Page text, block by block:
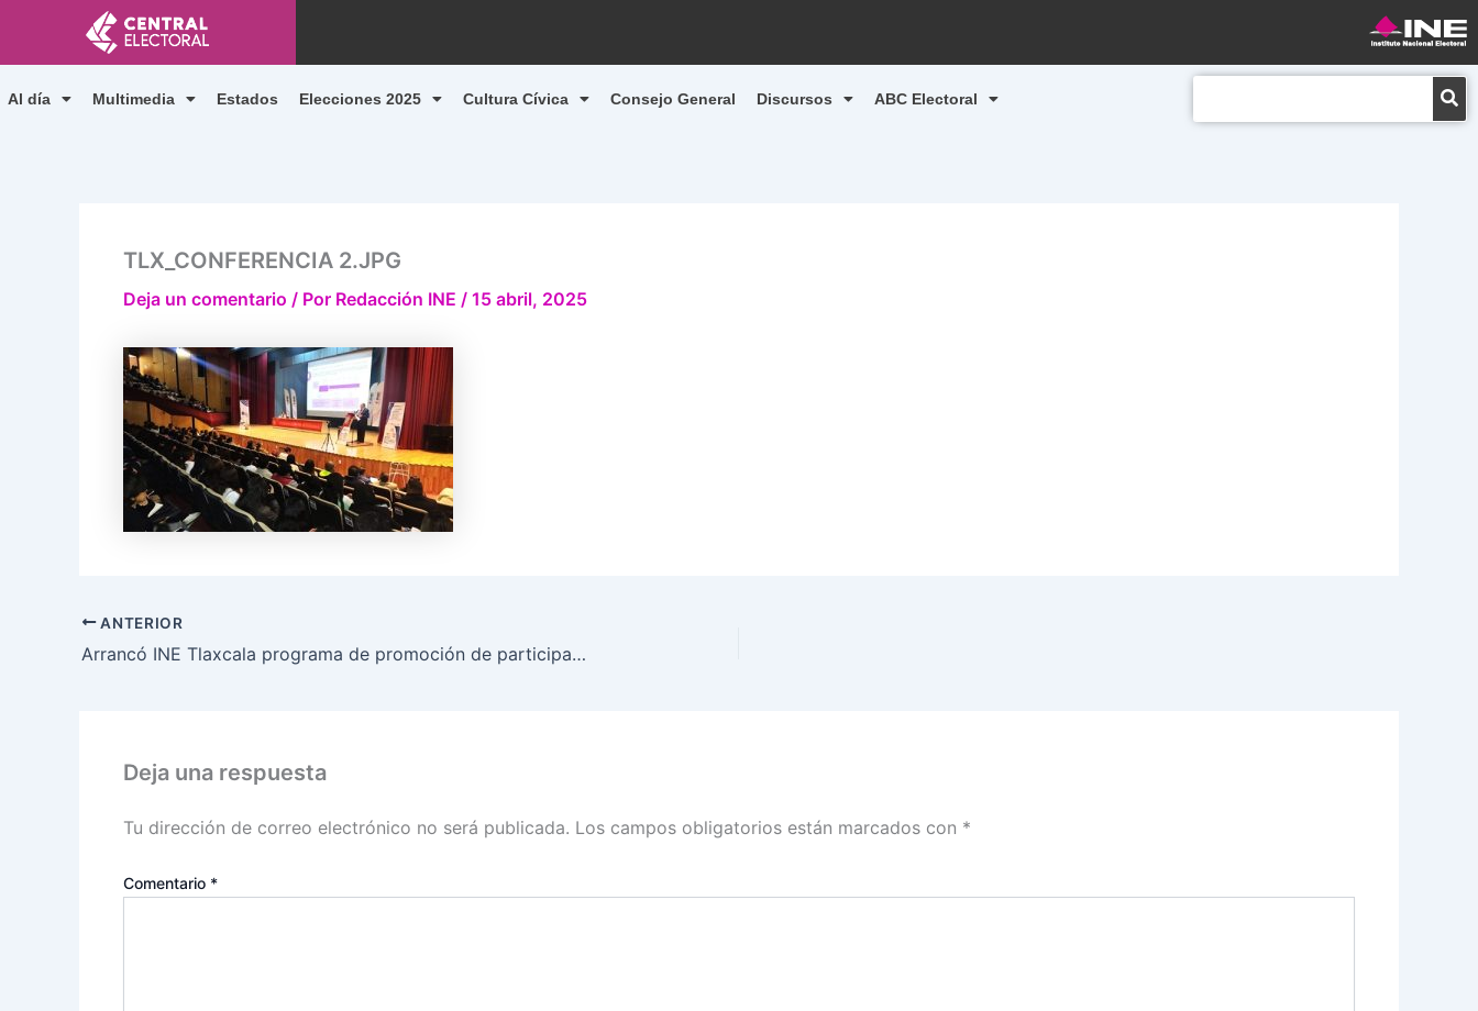
contenido
Al día Multimedia Estados Elecciones 2025 Cultura Cívica Consejo General Discursos ABC Electoral
TLX_CONFERENCIA 2.JPG
Deja un comentario / Por Redacción INE / 15 abril, 2025
ANTERIOR
Arrancó INE Tlaxcala programa de promoción de participación ciudadana del PEEPJF 2024-2025
Deja una respuesta
Tu dirección de correo electrónico no será publicada. Los campos obligatorios están marcados con *
Comentario *